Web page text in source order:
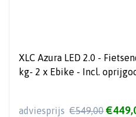
XLC Azura LED 2.0 -
kg- 2 x Ebike - Incl.
adviesprijs €549,00